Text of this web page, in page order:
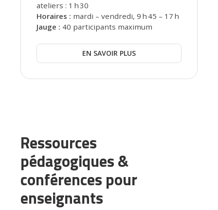
ateliers : 1 h 30
Horaires : mardi – vendredi, 9 h 45 – 17 h
Jauge : 40 participants maximum
EN SAVOIR PLUS
Ressources
pédagogiques &
conférences pour
enseignants